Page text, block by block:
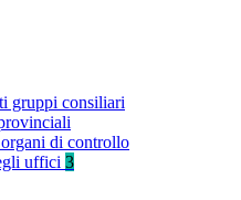
gruppi consiliari
di controllo
uffici 3